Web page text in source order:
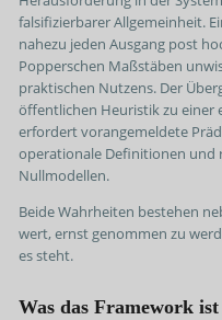
falsifizierbarer Allgemeinheit.
nahezu jeden Ausgang post
Popperschen Maßstäben
praktischen Nutzens. Der
öffentlichen Heuristik zu einer
erfordert vorangemeldete
operationale Definitionen und
Nullmodellen.
Beide Wahrheiten bestehen
wert, ernst genommen zu
es steht.
Was das Framework ist